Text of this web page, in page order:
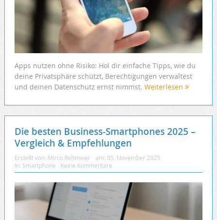
Apps nutzen ohne Risiko: Hol dir einfache Tipps, wie du
deine Privatsphäre schützt, Berechtigungen verwaltest
und deinen Datenschutz ernst nimmst. Weiterlesen
Die besten Business-Smartphones 2025 –
Vergleich & Empfehlungen
Erstellt von: Mirco Rehmeier am: 05. November 2025
In: Smartphone Keine Kommentare